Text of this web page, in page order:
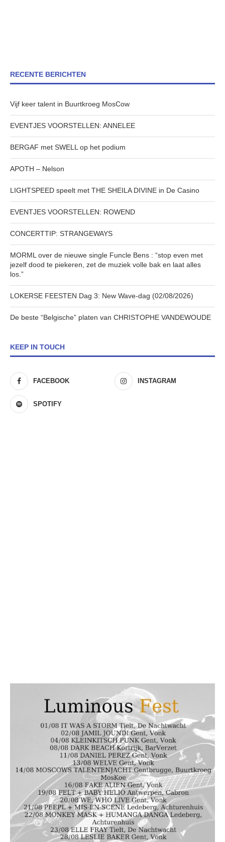
RECENTE BERICHTEN
Vijf keer talent in Buurtkroeg MosCow
EVENTJES VOORSTELLEN: ANNELEE
BERGAF met SWELL op het podium
APOTH – Nelson
LIGHTSPEED speelt met THE SHEILA DIVINE in De Casino
EVENTJES VOORSTELLEN: ROWEND
CONCERTTIP: STRANGEWAYS
MORML over de nieuwe single Funcle Bens : “stop even met
jezelf dood te piekeren, zet de muziek volle bak en laat alles
los.”
LOKERSE FEESTEN Dag 3: New Wave-dag (02/08/2026)
De beste “Belgische” platen van CHRISTOPHE VANDEWOUDE
KEEP IN TOUCH
FACEBOOK INSTAGRAM
SPOTIFY